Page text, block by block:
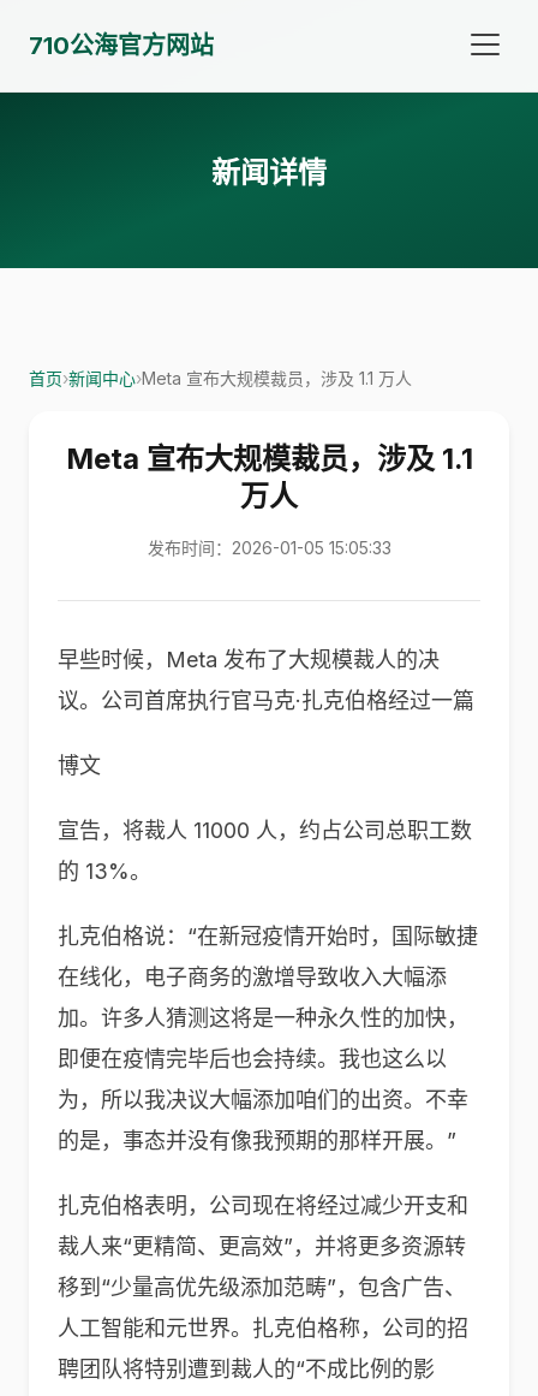
710公海官方网站
新闻详情
首页›新闻中心›Meta 宣布大规模裁员，涉及 1.1 万人
Meta 宣布大规模裁员，涉及 1.1
万人
发布时间：2026-01-05 15:05:33
早些时候，Meta 发布了大规模裁人的决
议。公司首席执行官马克·扎克伯格经过一篇
博文
宣告，将裁人 11000 人，约占公司总职工数
的 13%。
扎克伯格说：“在新冠疫情开始时，国际敏捷
在线化，电子商务的激增导致收入大幅添
加。许多人猜测这将是一种永久性的加快，
即便在疫情完毕后也会持续。我也这么以
为，所以我决议大幅添加咱们的出资。不幸
的是，事态并没有像我预期的那样开展。”
扎克伯格表明，公司现在将经过减少开支和
裁人来“更精简、更高效”，并将更多资源转
移到“少量高优先级添加范畴”，包含广告、
人工智能和元世界。扎克伯格称，公司的招
聘团队将特别遭到裁人的“不成比例的影